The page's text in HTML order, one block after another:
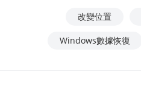
改變位置
Windows數據恢復